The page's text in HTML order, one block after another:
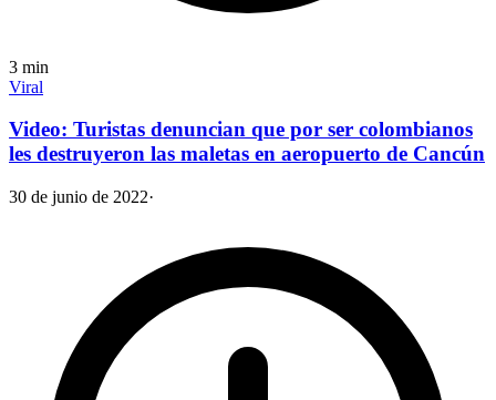
3 min
Viral
Video: Turistas denuncian que por ser colombianos
les destruyeron las maletas en aeropuerto de Cancún
30 de junio de 2022·